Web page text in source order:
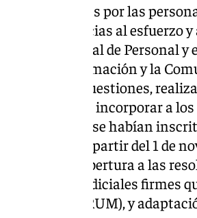
muy esperadas por las
producido gracias al
General de Personal
de la Información y la
a diferentes cuestiones,
también, incorporar a
personas que se habían
en VEC a partir del 1 de
para dar cobertura a las
sentencias judiciales firmes
de Méritos (RUM), y